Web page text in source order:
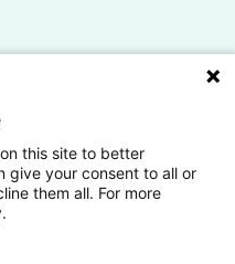
this site to better
give your consent to all or
them all. For more